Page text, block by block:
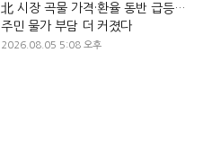
北 시장 곡물 가격·환율 동반 급등…
주민 물가 부담 더 커졌다
2026.08.05 5:08 오후